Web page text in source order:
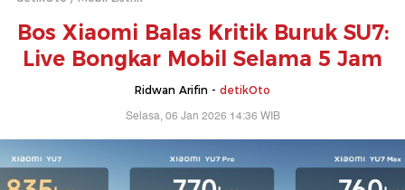
Bos Xiaomi Balas Kritik Buruk SU7:
Live Bongkar Mobil Selama 5 Jam
Ridwan Arifin - detikOto
Selasa, 06 Jan 2026 14:36 WIB